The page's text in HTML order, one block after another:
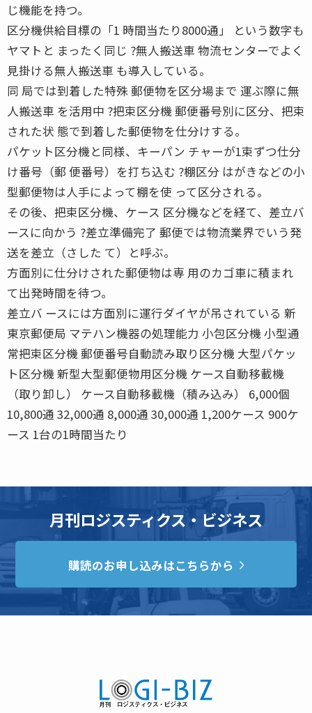
じ機能を持つ。
区分機供給目標の「1 時間当たり8000通」 という数字も
ヤマトと まったく同じ ?無人搬送車 物流センターでよく
見掛ける無人搬送車 も導入している。
同 局では到着した特殊 郵便物を区分場まで 運ぶ際に無
人搬送車 を活用中 ?把束区分機 郵便番号別に区分、把束
された状 態で到着した郵便物を仕分けする。
パケット区分機と同様、キーパン チャーが1束ずつ仕分
け番号（郵 便番号）を打ち込む ?棚区分 はがきなどの小
型郵便物は人手によって棚を使 って区分される。
その後、把束区分機、ケース 区分機などを経て、差立バ
ースに向かう ?差立準備完了 郵便では物流業界でいう発
送を差立（さした て）と呼ぶ。
方面別に仕分けされた郵便物は専 用のカゴ車に積まれ
て出発時間を待つ。
差立バ ースには方面別に運行ダイヤが吊されている 新
東京郵便局 マテハン機器の処理能力 小包区分機 小型通
常把束区分機 郵便番号自動読み取り区分機 大型パケッ
ト区分機 新型大型郵便物用区分機 ケース自動移載機
（取り卸し） ケース自動移載機（積み込み） 6,000個
10,800通 32,000通 8,000通 30,000通 1,200ケース 900ケ
ース 1台の1時間当たり
月刊ロジスティクス・ビジネス
購読のお申し込みはこちらから